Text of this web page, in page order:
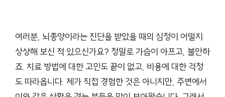
여러분, 뇌종양이라는 진단을 받았을 때의 심정이 어떨지
상상해 보신 적 있으신가요? 정말로 가슴이 아프고, 불안하
죠. 치료 방법에 대한 고민도 끝이 없고, 비용에 대한 걱정
도 따라옵니다. 제가 직접 경험한 것은 아니지만, 주변에서